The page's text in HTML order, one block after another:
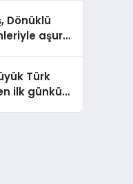
Dönüklü
aşure
Türk
ilk günkü